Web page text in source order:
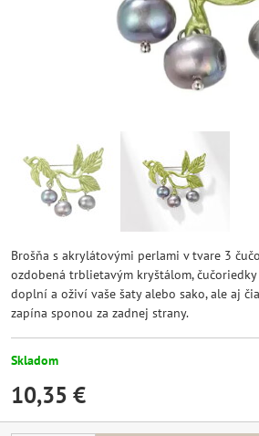
Brošňa s akrylátovými perlami v tvare 3
ozdobená trblietavým kryštálom,
doplní a oživí vaše šaty alebo sako, ale aj
zapína sponou za zadnej strany.
Skladom
10,35 €